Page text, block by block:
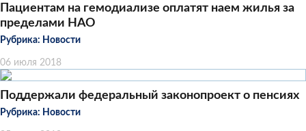
Пациентам на гемодиализе оплатят наем жилья за
пределами НАО
Рубрика: Новости
06 июля 2018
Поддержали федеральный законопроект о пенсиях
Рубрика: Новости